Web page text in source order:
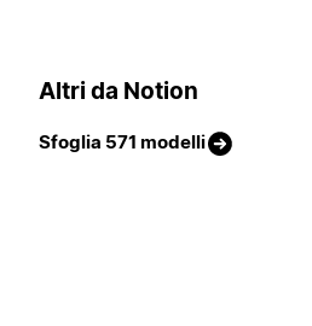
Altri da Notion
Sfoglia 571 modelli